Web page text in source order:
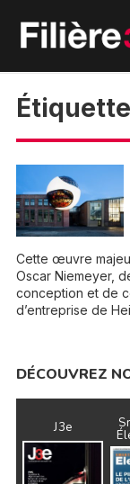
Cette œuvre
Oscar Niemeyer,
conception et de
d’entreprise de
DÉCOUVREZ
J3e